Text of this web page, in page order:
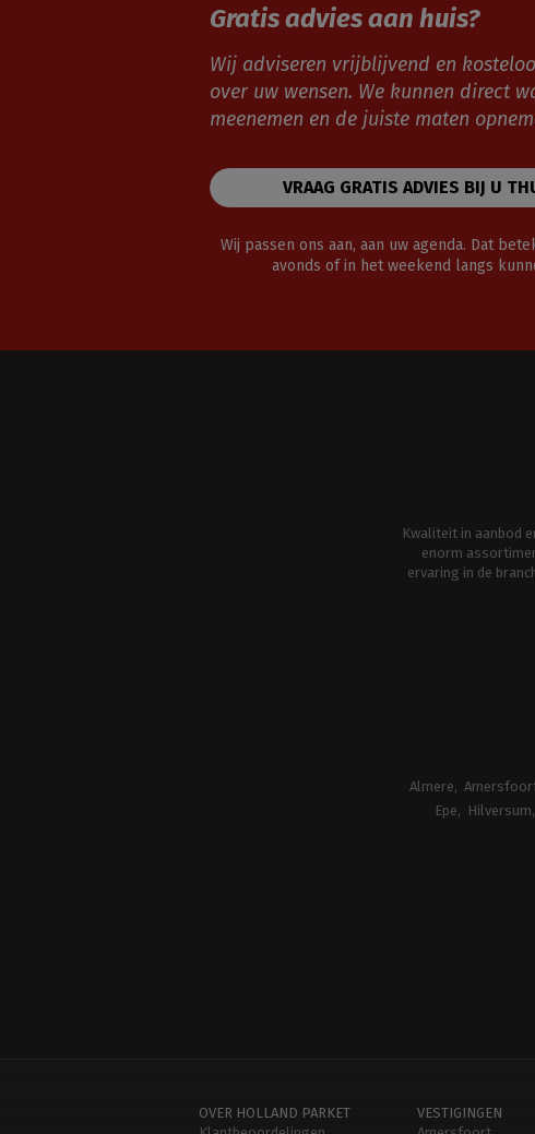
Gratis advies aan huis?
Wij adviseren vrijblijvend en
over uw wensen. We kunnen direct
meenemen en de juiste maten
VRAAG GRATIS ADVIES BIJ U
Wij passen ons aan, aan uw agenda. Dat
avonds of in het weekend langs
Kwaliteit in aanbod
enorm
ervaring in de
Almere
Epe
Hilversum
OVER HOLLAND PARKET
VESTIGINGEN